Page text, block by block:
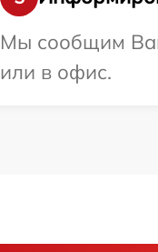
Мы сообщим
или в офис.